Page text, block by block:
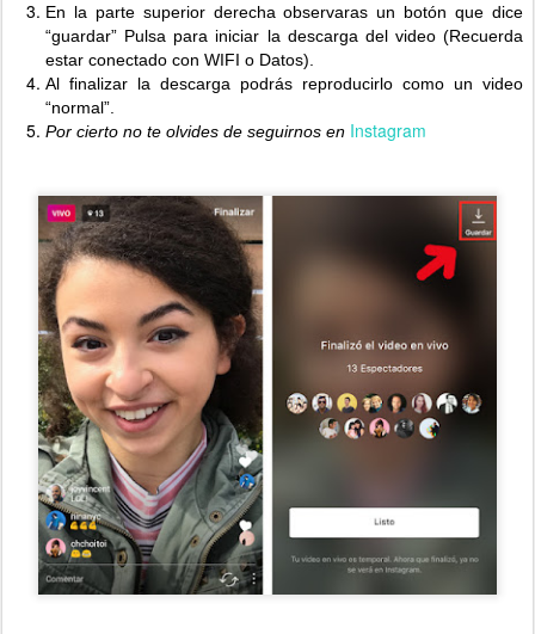
En la parte superior derecha observaras un botón que dice
“guardar” Pulsa para iniciar la descarga del video (Recuerda
estar conectado con WIFI o Datos).
Al finalizar la descarga podrás reproducirlo como un video
“normal”.
Por cierto no te olvides de seguirnos en Instagram